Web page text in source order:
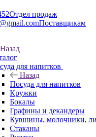
Отдел продаж
Поставщикам
Назад
для напитков
Назад
Посуда для напитков
Кружки
Бокалы
Графины и декандеры
Кувшины, молочники,
Стаканы